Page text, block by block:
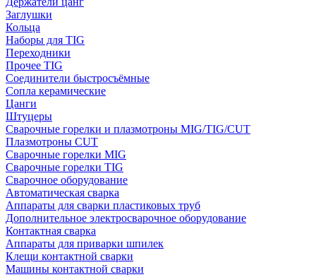
Заглушки
Кольца
Наборы для TIG
Переходники
Прочее TIG
Соединители быстросъёмные
Сопла керамические
Цанги
Штуцеры
Сварочные горелки и плазмотроны MIG/TIG/CUT
Плазмотроны CUT
Сварочные горелки MIG
Сварочные горелки TIG
Сварочное оборудование
Автоматическая сварка
Аппараты для сварки пластиковых труб
Дополнительное электросварочное оборудование
Контактная сварка
Аппараты для приварки шпилек
Клещи контактной сварки
Машины контактной сварки